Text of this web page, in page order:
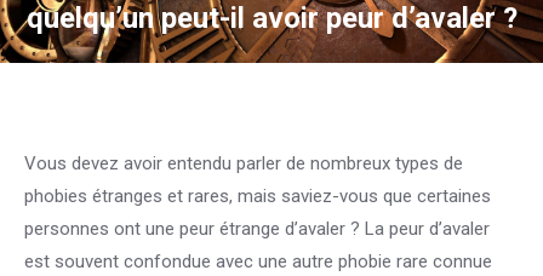
quelqu’un peut-il avoir peur d’avaler ?
Vous devez avoir entendu parler de nombreux types de
phobies étranges et rares, mais saviez-vous que certaines
personnes ont une peur étrange d’avaler ? La peur d’avaler
est souvent confondue avec une autre phobie rare connue